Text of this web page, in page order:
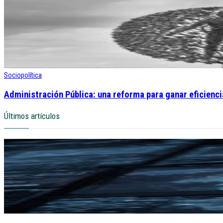
Sociopolítica
Administración Pública: una reforma para ganar
Últimos artículos